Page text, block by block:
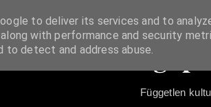
Független
to deliver its services and to
with performance and security
to detect and address abuse.